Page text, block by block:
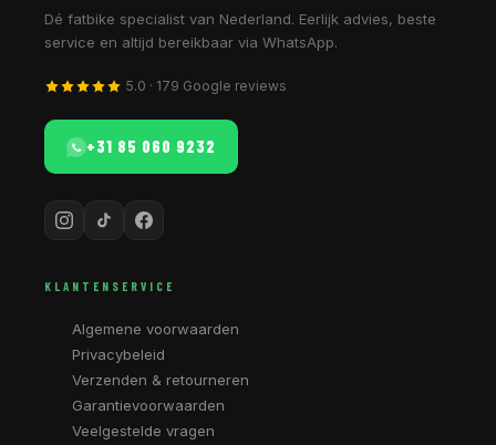
Dé fatbike specialist van Nederland. Eerlijk advies, beste
service en altijd bereikbaar via WhatsApp.
5.0 · 179 Google reviews
+31 85 060 9232
KLANTENSERVICE
Algemene voorwaarden
Privacybeleid
Verzenden & retourneren
Garantievoorwaarden
Veelgestelde vragen